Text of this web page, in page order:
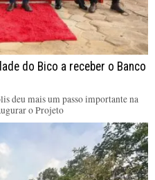
do Bico a receber o Banco
deu mais um passo importante na
o Projeto